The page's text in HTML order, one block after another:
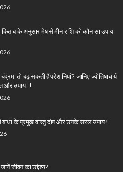
के अनुसार मेष से मीन राशि को कौन सा उपाय
तो बढ़ सकती हैं परेशानियां? जानिए ज्योतिषाचार्य
और उपाय…!
बाधा के प्रमुख वास्तु दोष और उनके सरल उपाय?
जीवन का उद्देश्य?